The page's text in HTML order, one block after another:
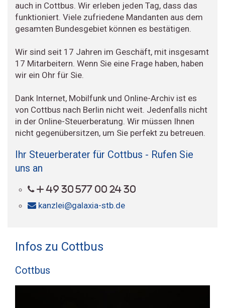
auch in Cottbus. Wir erleben jeden Tag, dass das
funktioniert. Viele zufriedene Mandanten aus dem
gesamten Bundesgebiet können es bestätigen.
Wir sind seit 17 Jahren im Geschäft, mit insgesamt
17 Mitarbeitern. Wenn Sie eine Frage haben, haben
wir ein Ohr für Sie.
Dank Internet, Mobilfunk und Online-Archiv ist es
von Cottbus nach Berlin nicht weit. Jedenfalls nicht
in der Online-Steuerberatung. Wir müssen Ihnen
nicht gegenübersitzen, um Sie perfekt zu betreuen.
Ihr Steuerberater für Cottbus - Rufen Sie
uns an
+ 49 30 577 00 24 30
kanzlei@galaxia-stb.de
Infos zu Cottbus
Cottbus